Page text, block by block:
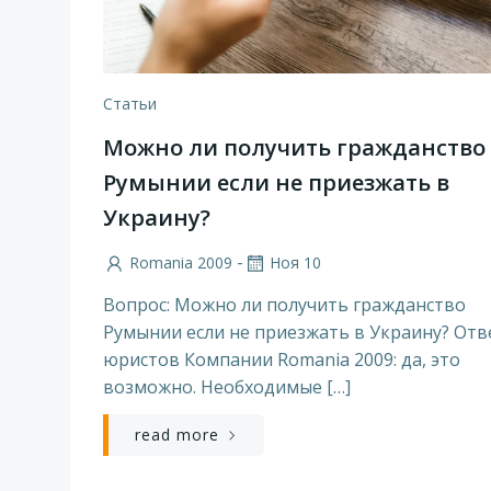
Статьи
Можно ли получить гражданство
Румынии если не приезжать в
Украину?
Romania 2009 - Ноя 10
Вопрос: Можно ли получить гражданство
Румынии если не приезжать в Украину?
юристов Компании Romania 2009: да, это
возможно. Необходимые […]
read more